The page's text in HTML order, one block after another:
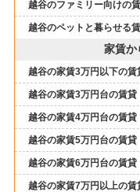
越谷のファミリー向けの
越谷のペットと暮らせる
家賃か
越谷の家賃3万円以下の賃
越谷の家賃3万円台の賃貸
越谷の家賃4万円台の賃貸
越谷の家賃5万円台の賃貸
越谷の家賃6万円台の賃貸
越谷の家賃7万円以上の賃